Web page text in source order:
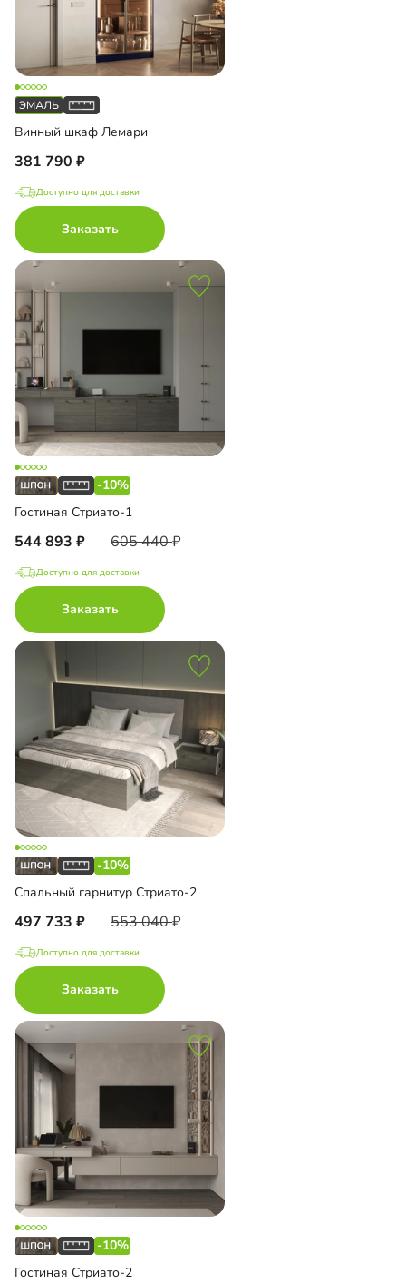
Винный шкаф Лемари
381 790
Доступно для доставки
Заказать
-10%
Гостиная Стриато-1
544 893 605 440
Доступно для доставки
Заказать
-10%
Спальный гарнитур Стриато-2
497 733 553 040
Доступно для доставки
Заказать
-10%
Гостиная Стриато-2